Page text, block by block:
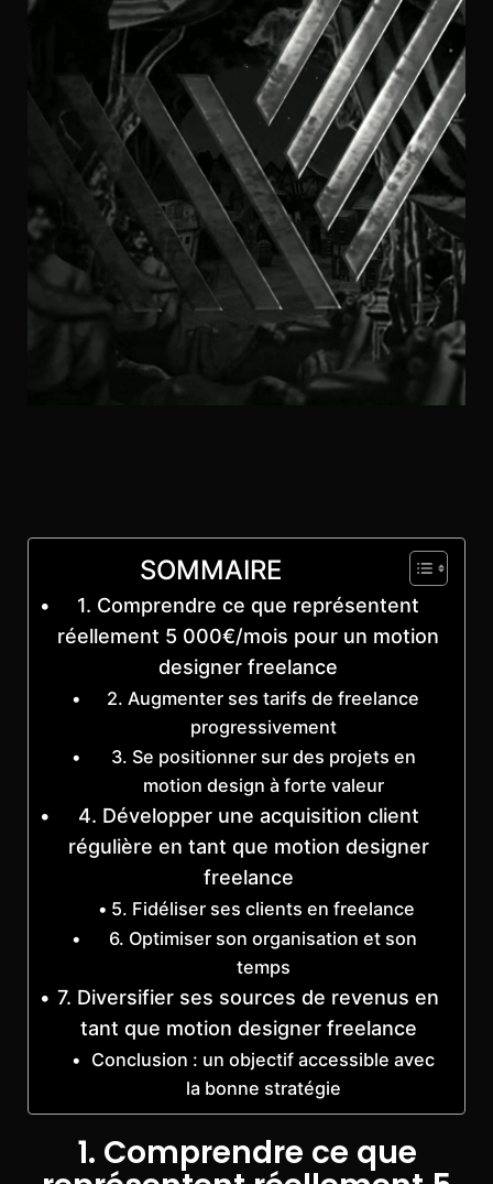
SOMMAIRE
1. Comprendre ce que représentent
réellement 5 000€/mois pour un motion
designer freelance
2. Augmenter ses tarifs de freelance
progressivement
3. Se positionner sur des projets en
motion design à forte valeur
4. Développer une acquisition client
régulière en tant que motion designer
freelance
5. Fidéliser ses clients en freelance
6. Optimiser son organisation et son
temps
7. Diversifier ses sources de revenus en
tant que motion designer freelance
Conclusion : un objectif accessible avec
la bonne stratégie
1. Comprendre ce que